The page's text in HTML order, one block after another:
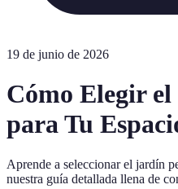
19 de junio de 2026
Cómo Elegir
para Tu
Aprende a seleccionar el jardín
nuestra guía detallada llena de